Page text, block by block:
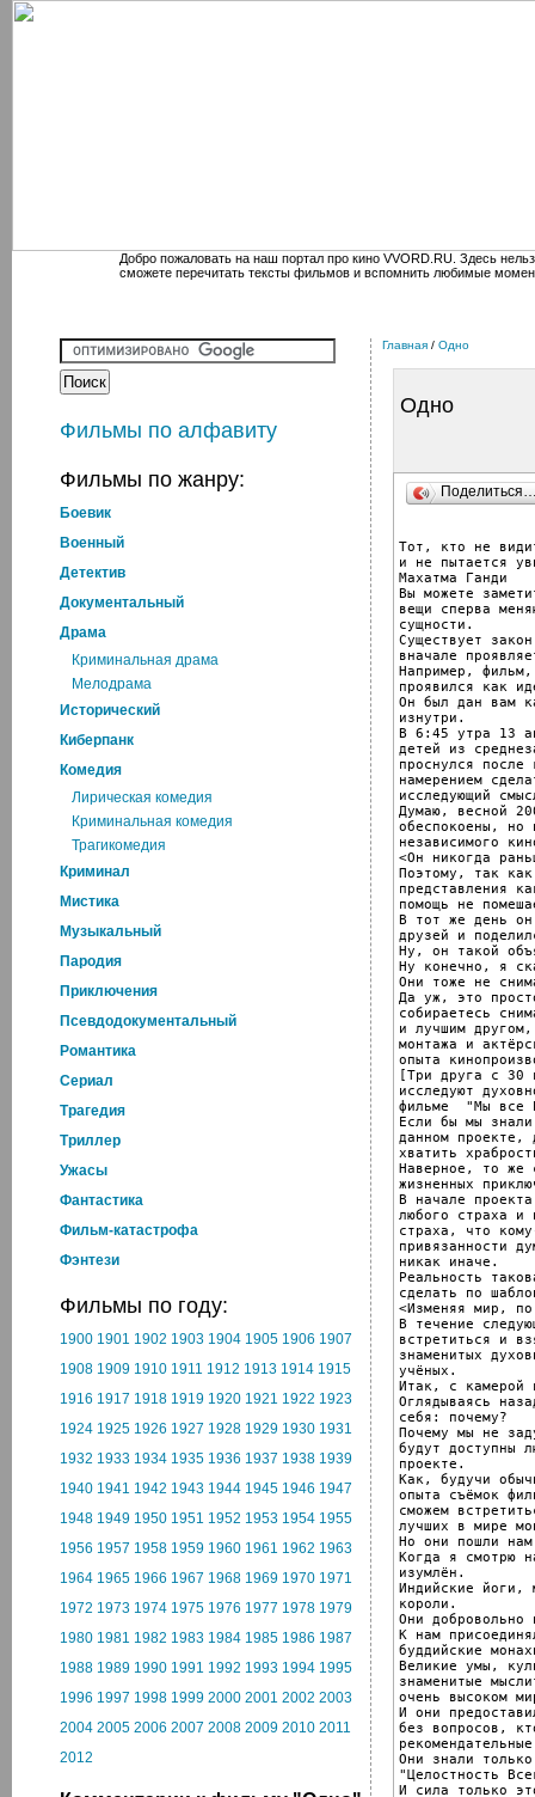
Добро пожаловать на наш портал про кино VVORD.RU. Здесь
сможете перечитать тексты фильмов и вспомнить любимые
Фильмы по алфавиту
Фильмы по жанру:
Боевик
Военный
Детектив
Документальный
Драма
Криминальная драма
Мелодрама
Исторический
Киберпанк
Комедия
Лирическая комедия
Криминальная комедия
Трагикомедия
Криминал
Мистика
Музыкальный
Пародия
Приключения
Псевдодокументальный
Романтика
Cериал
Трагедия
Триллер
Ужасы
Фантастика
Фильм-катастрофа
Фэнтези
Фильмы по году:
1900 1901 1902 1903 1904 1905 1906 1907
1908 1909 1910 1911 1912 1913 1914 1915
1916 1917 1918 1919 1920 1921 1922 1923
1924 1925 1926 1927 1928 1929 1930 1931
1932 1933 1934 1935 1936 1937 1938 1939
1940 1941 1942 1943 1944 1945 1946 1947
1948 1949 1950 1951 1952 1953 1954 1955
1956 1957 1958 1959 1960 1961 1962 1963
1964 1965 1966 1967 1968 1969 1970 1971
1972 1973 1974 1975 1976 1977 1978 1979
1980 1981 1982 1983 1984 1985 1986 1987
1988 1989 1990 1991 1992 1993 1994 1995
1996 1997 1998 1999 2000 2001 2002 2003
2004 2005 2006 2007 2008 2009 2010 2011
2012
Главная / Одно
Одно
Тот, кто не
и не пытается
Махатма Ганди
Вы можете
вещи сперва
сущности.
Существует
вначале
Например,
проявился как
Он был дан вам
изнутри.
В 6:45 утра 13
детей из
проснулся после
намерением
исследующий
Думаю, весной
обеспокоены, но
независимого
<Он никогда
Поэтому, так
представления
помощь не
В тот же день он
друзей и
Ну, он такой
Ну конечно, я
Они тоже не
Да уж, это
собираетесь
и лучшим
монтажа и
опыта
[Три друга с 30
исследуют
фильме  "Мы все
Если бы мы
данном
хватить
Наверное, то же
жизненных
В начале
любого страха и
страха, что
привязанности
никак иначе.
Реальность
сделать по
<Изменяя мир,
В течение
встретиться и
знаменитых
учёных.
Итак, с камерой
Оглядываясь
себя: почему?
Почему мы не
будут доступны
проекте.
Как, будучи
опыта съёмок
сможем
лучших в мире
Но они пошли
Когда я смотрю
изумлён.
Индийские йоги,
короли.
Они
К нам
буддийские
Великие умы,
знаменитые
очень высоком
И они
без вопросов,
Они знали
"Целостность
И сила только